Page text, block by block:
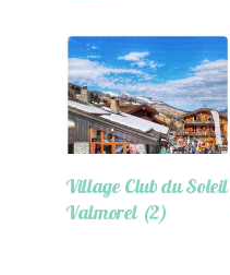
Village Club du Soleil
Valmorel (2)